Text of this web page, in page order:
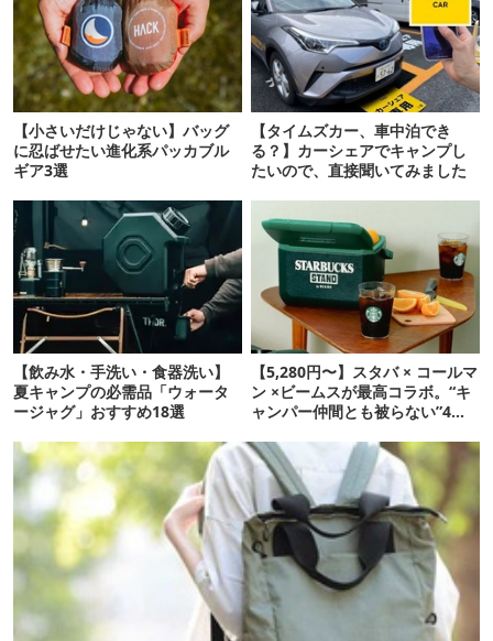
【小さいだけじゃない】バッグ
に忍ばせたい進化系パッカブル
ギア3選
【タイムズカー、車中泊でき
る？】カーシェアでキャンプし
たいので、直接聞いてみました
【飲み水・手洗い・食器洗い】
夏キャンプの必需品「ウォータ
ージャグ」おすすめ18選
【5,280円〜】スタバ × コールマ
ン ×ビームスが最高コラボ。“キ
ャンパー仲間とも被らない”4ア